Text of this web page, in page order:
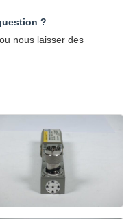
?
nous laisser des